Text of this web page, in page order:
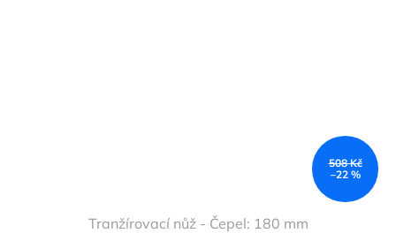
508 Kč
–22 %
Tranžírovací nůž - Čepel: 180 mm